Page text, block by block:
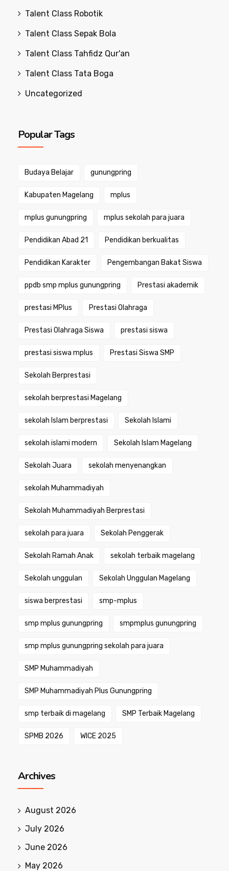
Talent Class Robotik
Talent Class Sepak Bola
Talent Class Tahfidz Qur'an
Talent Class Tata Boga
Uncategorized
Popular Tags
Budaya Belajar gunungpring
Kabupaten Magelang mplus
mplus gunungpring mplus sekolah para juara
Pendidikan Abad 21 Pendidikan berkualitas
Pendidikan Karakter Pengembangan Bakat Siswa
ppdb smp mplus gunungpring Prestasi akademik
prestasi MPlus Prestasi Olahraga
Prestasi Olahraga Siswa prestasi siswa
prestasi siswa mplus Prestasi Siswa SMP
Sekolah Berprestasi
sekolah berprestasi Magelang
sekolah Islam berprestasi Sekolah Islami
sekolah islami modern Sekolah Islam Magelang
Sekolah Juara sekolah menyenangkan
sekolah Muhammadiyah
Sekolah Muhammadiyah Berprestasi
sekolah para juara Sekolah Penggerak
Sekolah Ramah Anak sekolah terbaik magelang
Sekolah unggulan Sekolah Unggulan Magelang
siswa berprestasi smp-mplus
smp mplus gunungpring smpmplus gunungpring
smp mplus gunungpring sekolah para juara
SMP Muhammadiyah
SMP Muhammadiyah Plus Gunungpring
smp terbaik di magelang SMP Terbaik Magelang
SPMB 2026 WICE 2025
Archives
August 2026
July 2026
June 2026
May 2026